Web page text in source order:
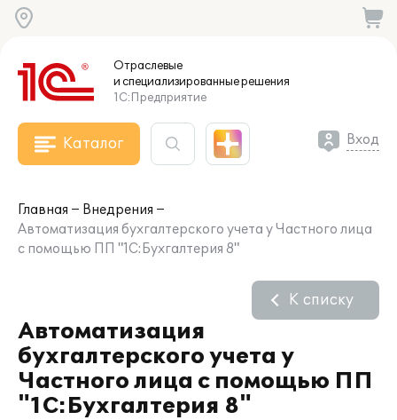
Отраслевые
и специализированныерешения
1С:Предприятие
Каталог Вход
Главная
Внедрения
Автоматизация бухгалтерского учета у Частного лица
с помощью ПП "1С:Бухгалтерия 8"
Автоматизация
бухгалтерского учета у
Частного лица с помощью ПП
"1С:Бухгалтерия 8"
К списку